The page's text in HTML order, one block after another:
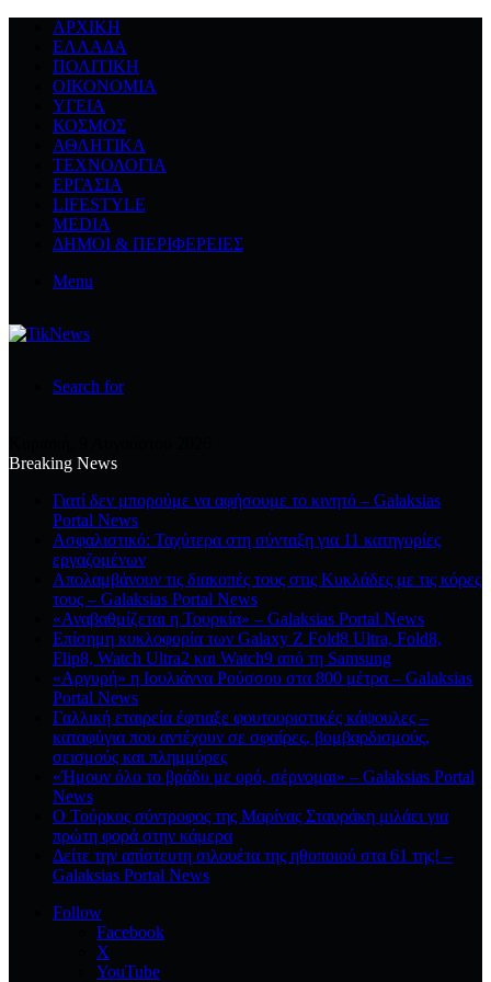
ΑΡΧΙΚΉ
ΕΛΛΆΔΑ
ΠΟΛΙΤΙΚΉ
ΟΙΚΟΝΟΜΊΑ
ΥΓΕΊΑ
ΚΌΣΜΟΣ
ΑΘΛΗΤΙΚΆ
ΤΕΧΝΟΛΟΓΙΆ
ΕΡΓΑΣΊΑ
LIFESTYLE
MEDIA
ΔΉΜΟΙ & ΠΕΡΙΦΈΡΕΙΕΣ
Menu
Search for
Breaking News
Γιατί δεν μπορούμε να αφήσουμε το κινητό – Galaksias
Portal News
Ασφαλιστικό: Ταχύτερα στη σύνταξη για 11 κατηγορίες
εργαζομένων
Απολαμβάνουν τις διακοπές τους στις Κυκλάδες με τις κόρες
τους – Galaksias Portal News
«Αναβαθμίζεται η Τουρκία» – Galaksias Portal News
Επίσημη κυκλοφορία των Galaxy Z Fold8 Ultra, Fold8,
Flip8, Watch Ultra2 και Watch9 από τη Samsung
«Αργυρή» η Ιουλιάννα Ρούσσου στα 800 μέτρα – Galaksias
Portal News
Γαλλική εταιρεία έφτιαξε φουτουριστικές κάψουλες –
καταφύγια που αντέχουν σε σφαίρες, βομβαρδισμούς,
σεισμούς και πλημμύρες
«Ήμουν όλο το βράδυ με ορό, σέρνομαι» – Galaksias Portal
News
Ο Τούρκος σύντροφος της Μαρίνας Σταυράκη μιλάει για
πρώτη φορά στην κάμερα
Δείτε την απίστευτη σιλουέτα της ηθοποιού στα 61 της! –
Galaksias Portal News
Follow
Facebook
X
YouTube